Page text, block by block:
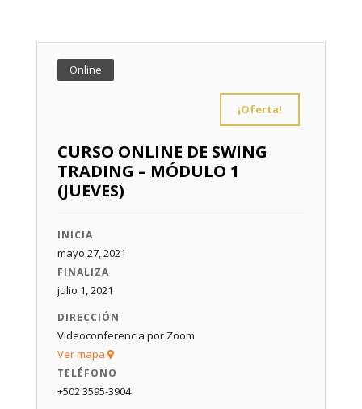
Online
¡Oferta!
CURSO ONLINE DE SWING
TRADING – MÓDULO 1
(JUEVES)
INICIA
mayo 27, 2021
FINALIZA
julio 1, 2021
DIRECCIÓN
Videoconferencia por Zoom
Ver mapa
TELÉFONO
+502 3595-3904